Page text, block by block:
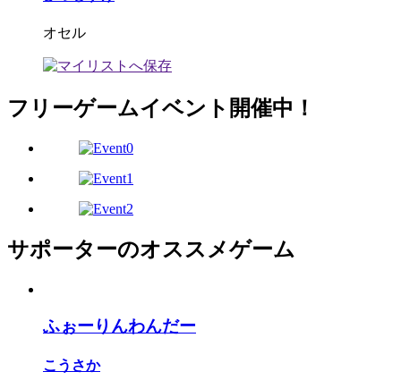
オセル
フリーゲームイベント開催中！
サポーターのオススメゲーム
ふぉーりんわんだー
こうさか